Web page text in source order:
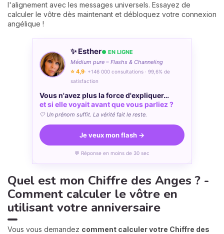
l'alignement avec les messages universels. Essayez de
calculer le vôtre dès maintenant et débloquez votre connexion
angélique !
✨ Esther● EN LIGNE
Médium pure – Flashs & Channeling
⭐ 4,9· +146 000 consultations · 99,6% de
satisfaction
Vous n'avez plus la force d'expliquer…
et si elle voyait avant que vous parliez ?
🤍 Un prénom suffit. La vérité fait le reste.
Je veux mon flash →
💬 Réponse en moins de 30 sec
Quel est mon Chiffre des Anges ? -
Comment calculer le vôtre en
utilisant votre anniversaire
Vous vous demandez comment calculer votre Chiffre des